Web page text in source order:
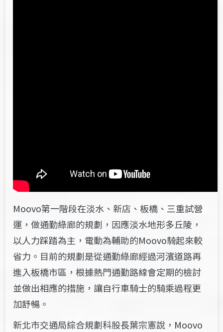
Moovo第一階段在淡水、新店、板橋、三重試營
運，做通勤綠廊的規劃，因應淡水地形多丘陵，
以人力踩踏為主，電動為輔助的Moovo騎起來較
省力。目前的規劃是從通勤綠廊經過河濱道路再
進入板橋市區，根據熱門通勤路線會定期的檢討
並做出相應的措施，讓自行車騎士的騎乘過程更
加舒暢。
新北市交通局綜合規劃科股長葉宗憲說，Moovo